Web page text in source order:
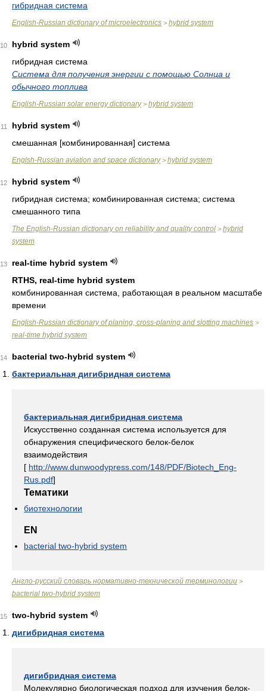
гибридная система
English-Russian dictionary of microelectronics > hybrid system
10
hybrid system
гибридная система
Система для получения энергии с помощью Солнца и
обычного топлива
English-Russian solar energy dictionary> hybrid system
11
hybrid system
смешанная [комбинированная] система
Englsh-Russian aviation and space dictionary> hybrid system
12
hybrid system
гибридная система; комбинированная система; система
смешанного типа
The English-Russian dictionary on reliability and quality control > hybrid
system
13
real-time hybrid system
RTHS, real-time hybrid system
комбинированная система, работающая в реальном масштабе
времени
English-Russian dictionary of planing, cross-planing and slotting machines >
real-time hybrid system
14
bacterial two-hybrid system
бактериальная дигибридная система
бактериальная дигибридная система
Искусственно созданная система используется для
обнаружения специфического белок-белок
взаимодействия
[ http://www.dunwoodypress.com/148/PDF/Biotech_Eng-
Rus.pdf]
Тематики
биотехнологии
EN
bacterial two-hybrid system
Англо-русский словарь нормативно-технической терминологии >
bacterial two-hybrid system
15
two-hybrid system
дигибридная система
дигибридная система
Молекулярно биологическая подход для изучения белок-